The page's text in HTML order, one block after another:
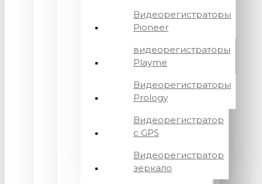
Видеорегистраторы
Pioneer
видеорегистраторы
Playme
Видеорегистраторы
Prology
Видеорегистратор
с GPS
Видеорегистратор
зеркало